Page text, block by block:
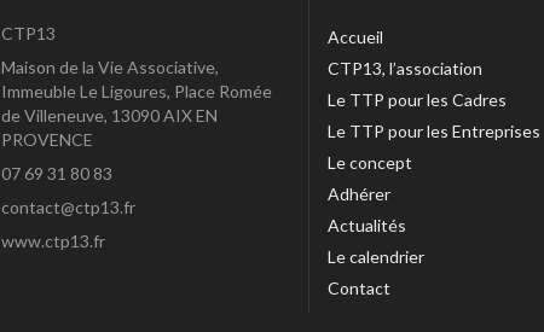
CTP13
Maison de la Vie Associative,
Immeuble Le Ligoures, Place Romée
de Villeneuve, 13090 AIX EN
PROVENCE
07 69 31 80 83
contact@ctp13.fr
www.ctp13.fr
Accueil
CTP13, l’association
Le TTP pour les Cadres
Le TTP pour les Entreprises
Le concept
Adhérer
Actualités
Le calendrier
Contact